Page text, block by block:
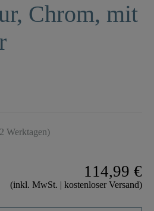
Chrom, mit
Werktagen)
114,99 €
(inkl. MwSt. | kostenloser Versand)